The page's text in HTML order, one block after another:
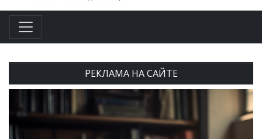
РЕКЛАМА НА САЙТЕ